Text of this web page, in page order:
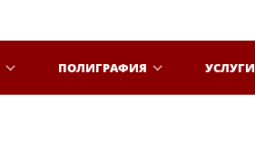
ПОЛИГРАФИЯ УСЛУГИ